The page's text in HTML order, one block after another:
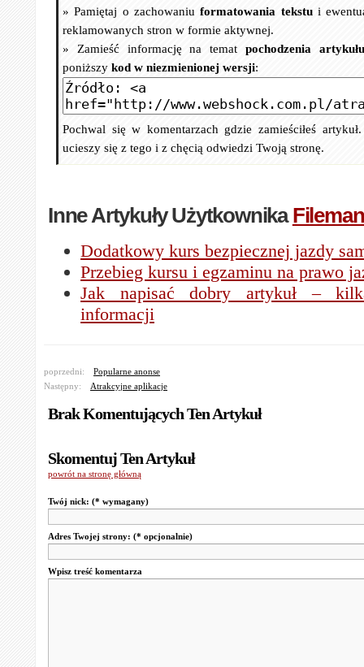
» Pamiętaj o zachowaniuformatowania tekstui
reklamowanych stron w formie aktywnej.
» Zamieść informację na temat pochodzenia artykułu
poniższy kod w niezmienionej wersji:
Pochwal się w komentarzach gdzie zamieściłeś
ucieszy się z tego i z chęcią odwiedzi Twoją stronę.
Inne Artykuły Użytkownika
Dodatkowy kurs bezpiecznej jazdy
Przebieg kursu i egzaminu na prawo
Jak napisać dobry artykuł –
informacji
poprzedni:
Popularne anonse
Następny:
Atrakcyjne aplikacje
Brak Komentujących Ten Artykuł
Skomentuj Ten Artykuł
powrót na stronę główną
Twój nick: (* wymagany)
Adres Twojej strony: (* opcjonalnie)
Wpisz treść komentarza